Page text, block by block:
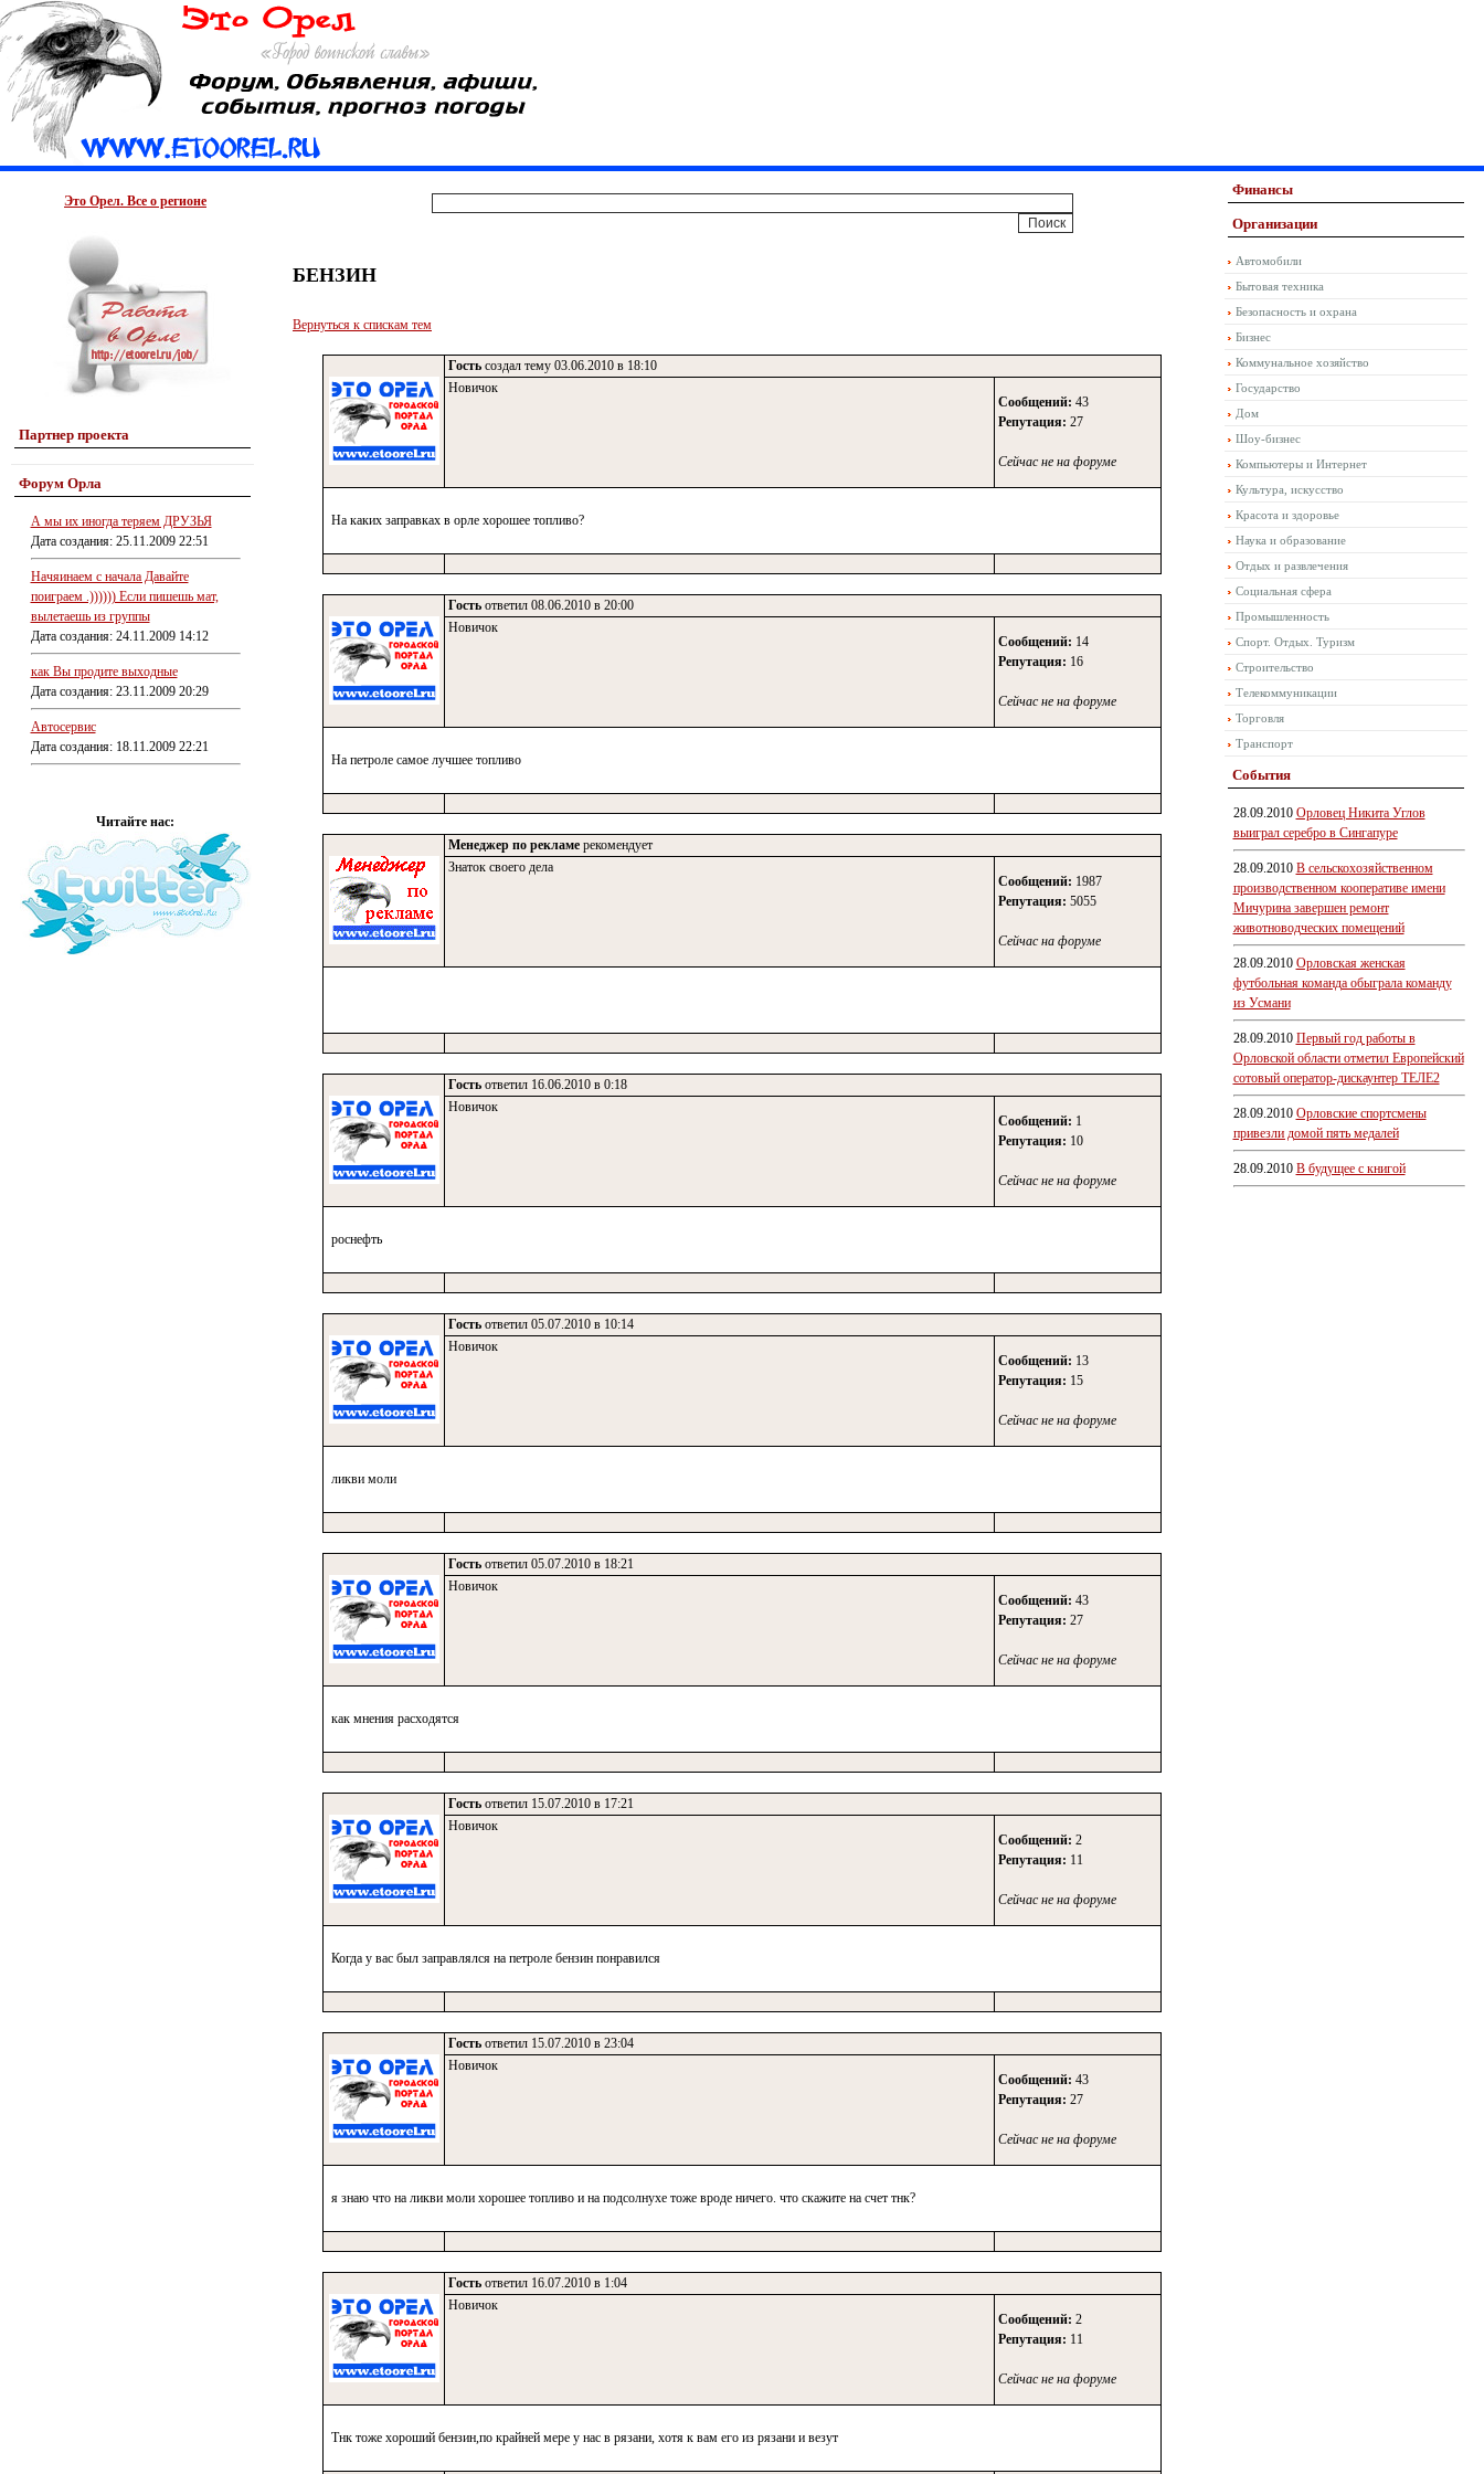
Это Орел. Все о регионе
Партнер проекта
Форум Орла
А мы их иногда теряем ДРУЗЬЯ
Дата создания: 25.11.2009 22:51
Начяинаем с начала Давайте
поиграем .)))))) Если пишешь мат,
вылетаешь из группы
Дата создания: 24.11.2009 14:12
как Вы продите выходные
Дата создания: 23.11.2009 20:29
Автосервис
Дата создания: 18.11.2009 22:21
Читайте нас:
БЕНЗИН
Вернуться к спискам тем
Гость создал тему 03.06.2010 в 18:10
Новичок
Сообщений: 43
Репутация: 27
Сейчас не на форуме
На каких заправках в орле хорошее топливо?
Гость ответил 08.06.2010 в 20:00
Новичок
Сообщений: 14
Репутация: 16
Сейчас не на форуме
На петроле самое лучшее топливо
Менеджер по рекламе рекомендует
Знаток своего дела
Сообщений: 1987
Репутация: 5055
Сейчас на форуме
Гость ответил 16.06.2010 в 0:18
Новичок
Сообщений: 1
Репутация: 10
Сейчас не на форуме
роснефть
Гость ответил 05.07.2010 в 10:14
Новичок
Сообщений: 13
Репутация: 15
Сейчас не на форуме
ликви моли
Гость ответил 05.07.2010 в 18:21
Новичок
Сообщений: 43
Репутация: 27
Сейчас не на форуме
как мнения расходятся
Гость ответил 15.07.2010 в 17:21
Новичок
Сообщений: 2
Репутация: 11
Сейчас не на форуме
Когда у вас был заправлялся на петроле бензин понравился
Гость ответил 15.07.2010 в 23:04
Новичок
Сообщений: 43
Репутация: 27
Сейчас не на форуме
я знаю что на ликви моли хорошее топливо и на подсолнухе тоже вроде ничего. что скажите на счет тнк?
Гость ответил 16.07.2010 в 1:04
Новичок
Сообщений: 2
Репутация: 11
Сейчас не на форуме
Тнк тоже хороший бензин,по крайней мере у нас в рязани, хотя к вам его из рязани и везут
Финансы
Организации
Автомобили
Бытовая техника
Безопасность и охрана
Бизнес
Коммунальное хозяйство
Государство
Дом
Шоу-бизнес
Компьютеры и Интернет
Культура, искусство
Красота и здоровье
Наука и образование
Отдых и развлечения
Социальная сфера
Промышленность
Спорт. Отдых. Туризм
Строительство
Телекоммуникации
Торговля
Транспорт
События
28.09.2010 Орловец Никита Углов
выиграл серебро в Сингапуре
28.09.2010 В сельскохозяйственном
производственном кооперативе имени
Мичурина завершен ремонт
животноводческих помещений
28.09.2010 Орловская женская
футбольная команда обыграла команду
из Усмани
28.09.2010 Первый год работы в
Орловской области отметил Европейский
сотовый оператор-дискаунтер ТЕЛЕ2
28.09.2010 Орловские спортсмены
привезли домой пять медалей
28.09.2010 В будущее с книгой